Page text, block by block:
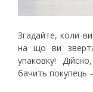
Згадайте, коли
на що ви
упаковку!
бачить покупець